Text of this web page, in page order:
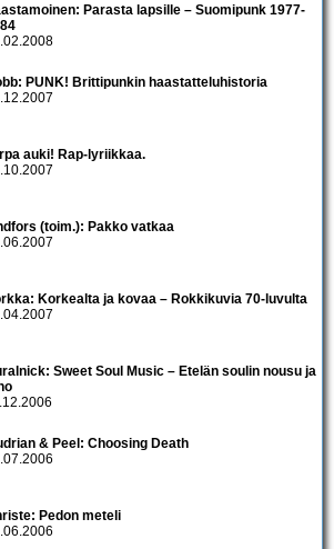
Parasta lapsille – Suomipunk 1977-
PUNK! Brittipunkin haastatteluhistoria
auki! Rap-lyriikkaa.
(toim.): Pakko vatkaa
Korkealta ja kovaa – Rokkikuvia 70-luvulta
Sweet Soul Music – Etelän soulin nousu ja
& Peel: Choosing Death
Pedon meteli